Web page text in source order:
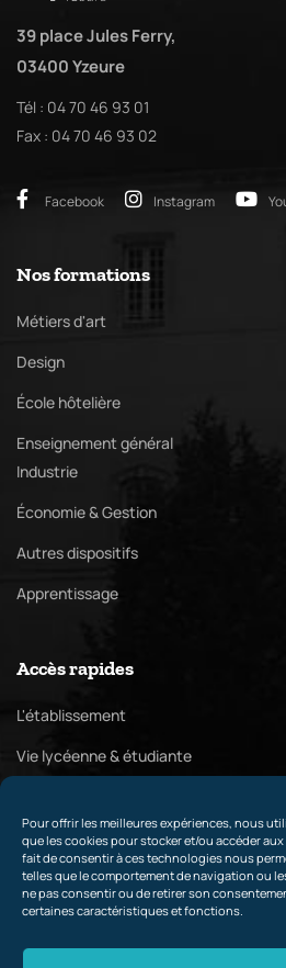
Pour offrir les meilleures expériences, nous
que les cookies pour stocker et/ou accéder
fait de consentir à ces technologies nous
telles que le comportement de navigation ou
ne pas consentir ou de retirer son
certaines caractéristiques et fonctions.
39 place Jules Ferry,
03400 Yzeure
Tél : 04 70 46 93 01
Fax : 04 70 46 93 02
Facebook Instagram
Nos formations
Métiers d'art
Design
École hôtelière
Enseignement général
Industrie
Économie & Gestion
Autres dispositifs
Apprentissage
Accès rapides
L'établissement
Vie lycéenne & étudiante
Relations internationales &
Contact